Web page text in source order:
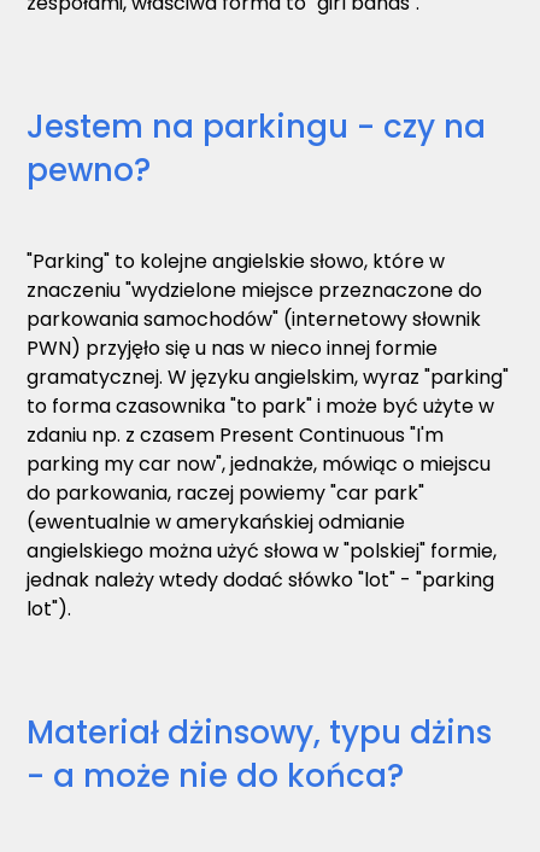
Jestem na parkingu - czy na
pewno?
"Parking" to kolejne angielskie słowo, które w
znaczeniu "wydzielone miejsce przeznaczone do
parkowania samochodów" (internetowy słownik
PWN) przyjęło się u nas w nieco innej formie
gramatycznej. W języku angielskim, wyraz "parking"
to forma czasownika "to park" i może być użyte w
zdaniu np. z czasem Present Continuous "I'm
parking my car now", jednakże, mówiąc o miejscu
do parkowania, raczej powiemy "car park"
(ewentualnie w amerykańskiej odmianie
angielskiego można użyć słowa w "polskiej" formie,
jednak należy wtedy dodać słówko "lot" - "parking
lot").
Materiał dżinsowy, typu dżins
- a może nie do końca?